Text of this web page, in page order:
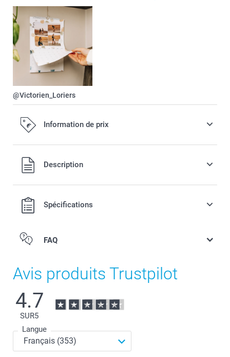
@Victorien_Loriers
Information de prix
Tous les prix sont en EURO (€), TVA incluse et hors frais de
port.
Description
Spécifications
FAQ
Avis produits Trustpilot
4.7
SUR5
Langue